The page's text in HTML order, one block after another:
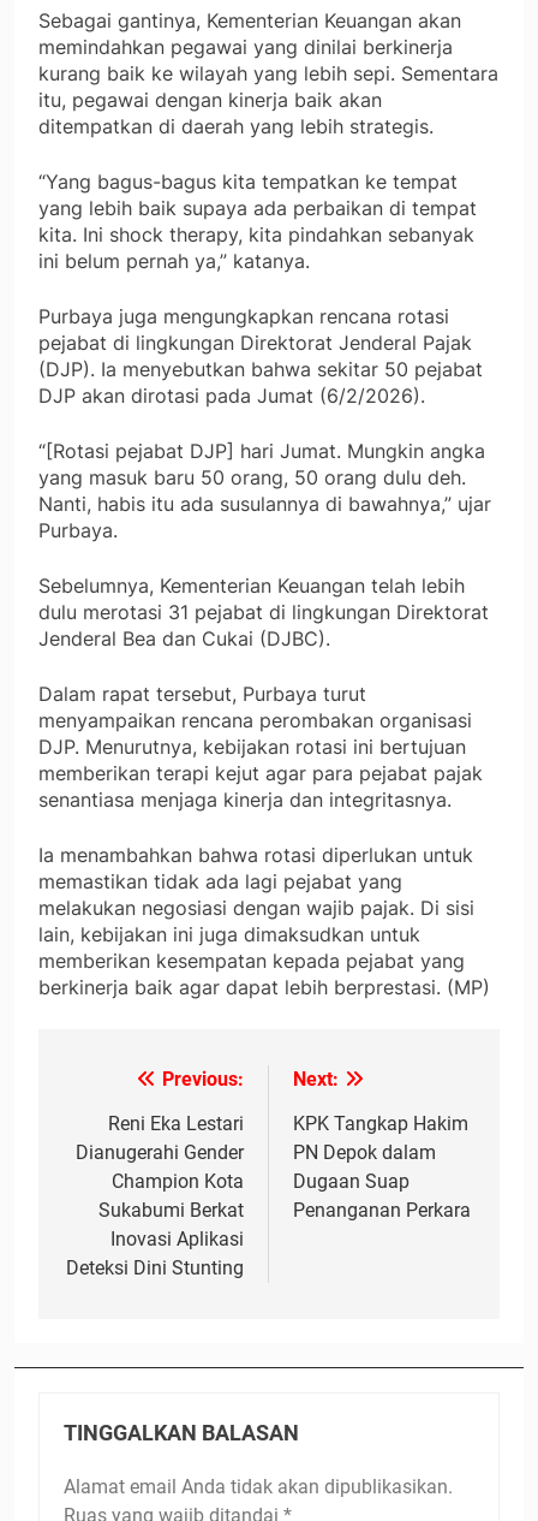
Sebagai gantinya, Kementerian Keuangan akan
memindahkan pegawai yang dinilai berkinerja
kurang baik ke wilayah yang lebih sepi. Sementara
itu, pegawai dengan kinerja baik akan
ditempatkan di daerah yang lebih strategis.
“Yang bagus-bagus kita tempatkan ke tempat
yang lebih baik supaya ada perbaikan di tempat
kita. Ini shock therapy, kita pindahkan sebanyak
ini belum pernah ya,” katanya.
Purbaya juga mengungkapkan rencana rotasi
pejabat di lingkungan Direktorat Jenderal Pajak
(DJP). Ia menyebutkan bahwa sekitar 50 pejabat
DJP akan dirotasi pada Jumat (6/2/2026).
“[Rotasi pejabat DJP] hari Jumat. Mungkin angka
yang masuk baru 50 orang, 50 orang dulu deh.
Nanti, habis itu ada susulannya di bawahnya,” ujar
Purbaya.
Sebelumnya, Kementerian Keuangan telah lebih
dulu merotasi 31 pejabat di lingkungan Direktorat
Jenderal Bea dan Cukai (DJBC).
Dalam rapat tersebut, Purbaya turut
menyampaikan rencana perombakan organisasi
DJP. Menurutnya, kebijakan rotasi ini bertujuan
memberikan terapi kejut agar para pejabat pajak
senantiasa menjaga kinerja dan integritasnya.
Ia menambahkan bahwa rotasi diperlukan untuk
memastikan tidak ada lagi pejabat yang
melakukan negosiasi dengan wajib pajak. Di sisi
lain, kebijakan ini juga dimaksudkan untuk
memberikan kesempatan kepada pejabat yang
berkinerja baik agar dapat lebih berprestasi. (MP)
NavigasiPrevious:
Reni Eka Lestari
Dianugerahi Gender
Champion Kota
Sukabumi Berkat
Inovasi Aplikasi
Deteksi Dini Stunting
Next:
KPK Tangkap Hakim
PN Depok dalam
Dugaan Suap
Penanganan Perkara
TINGGALKAN BALASAN
Alamat email Anda tidak akan dipublikasikan.
Ruas yang wajib ditandai *